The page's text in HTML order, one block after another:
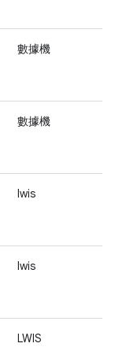
數據機
數據機
lwis
lwis
LWIS